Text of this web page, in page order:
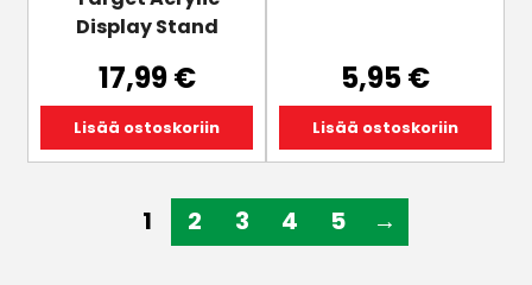
Display Stand
17,99€
Lisää ostoskoriin
5,95€
Lisää ostoskoriin
1 2 3 4 5 →